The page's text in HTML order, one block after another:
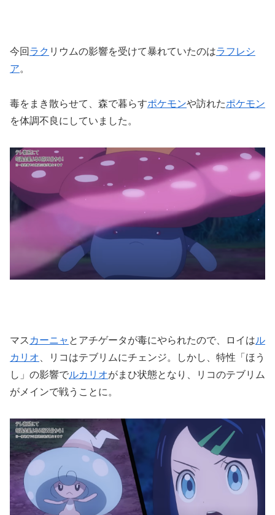
今回 ラク リウムの影響を受けて暴れていたのはラフレシ
ア。
毒をまき散らせて、森で暮らすポケモンや訪れたポケモン
を体調不良にしていました。
マス カーニャ とアチゲータが毒にやられたので、ロイはル
カリオ 、リコはテブリムにチェンジ。しかし、特性「ほう
し」の影響でルカリオがまひ状態となり、リコのテブリム
がメインで戦うことに。